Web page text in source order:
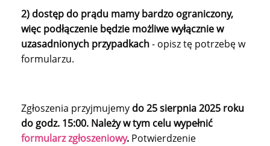
2) dostęp do prądu mamy bardzo ograniczony,
więc podłączenie będzie możliwe wyłącznie w
uzasadnionych przypadkach- opisz tę potrzebę w
formularzu.
Zgłoszenia przyjmujemy do 25 sierpnia 2025 roku
do godz. 15:00. Należy w tym celu wypełnić
formularz zgłoszeniowy. Potwierdzenie